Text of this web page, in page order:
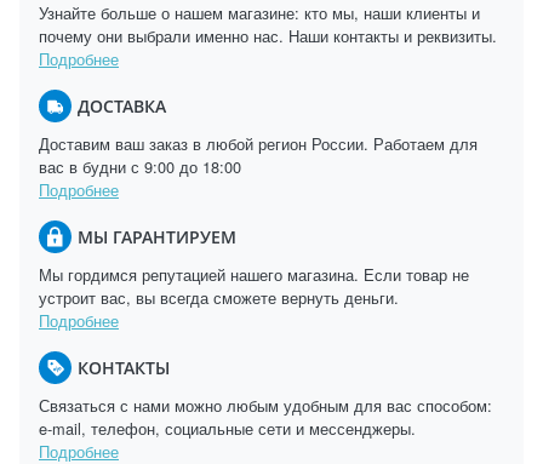
Узнайте больше о нашем магазине: кто мы, наши клиенты и
почему они выбрали именно нас. Наши контакты и реквизиты.
Подробнее
ДОСТАВКА
Доставим ваш заказ в любой регион России. Работаем для
вас в будни с 9:00 до 18:00
Подробнее
МЫ ГАРАНТИРУЕМ
Мы гордимся репутацией нашего магазина. Если товар не
устроит вас, вы всегда сможете вернуть деньги.
Подробнее
КОНТАКТЫ
Связаться с нами можно любым удобным для вас способом:
e-mail, телефон, социальные сети и мессенджеры.
Подробнее